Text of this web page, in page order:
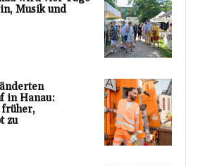
Musik und
in Hanau:
zu